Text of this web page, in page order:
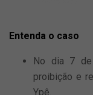
Entenda o caso
No dia 7
proibição e
Ypê.